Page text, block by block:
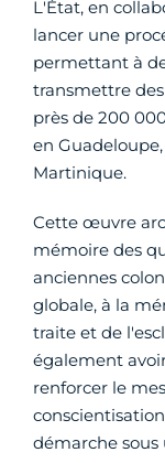
L'État, en
lancer une
permettant à
transmettre
près de 200
en
Martinique.
Cette œuvre
mémoire des
anciennes
globale, à la
traite et de
également
renforcer le
démarche